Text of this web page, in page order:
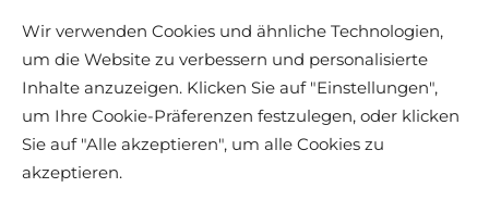
Wir verwenden Cookies und ähnliche Technologien,
um die Website zu verbessern und personalisierte
Inhalte anzuzeigen. Klicken Sie auf "Einstellungen",
um Ihre Cookie-Präferenzen festzulegen, oder klicken
Sie auf "Alle akzeptieren", um alle Cookies zu
akzeptieren.
Sitemap
Gewinnspiel Teilnahmebedingungen
Reise Mit Einem Lächeln